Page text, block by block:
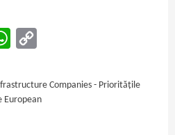
WhatsApp
Companies - Prioritățile
European